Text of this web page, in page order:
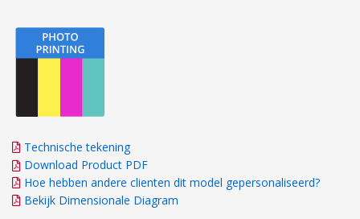
Technische tekening
Download Product PDF
Hoe hebben andere clienten dit model gepersonaliseerd?
Bekijk Dimensionale Diagram